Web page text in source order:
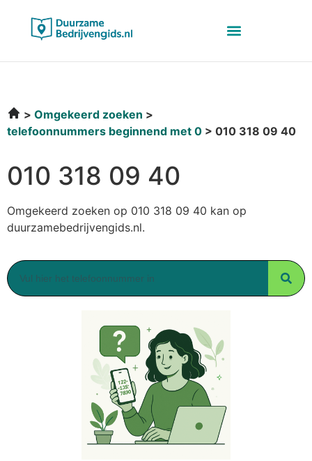
Omgekeerd zoeken
telefoonnummers beginnend met 0
010 318 09 40
010 318 09 40
Omgekeerd zoeken op 010 318 09 40 kan op
duurzamebedrijvengids.nl.